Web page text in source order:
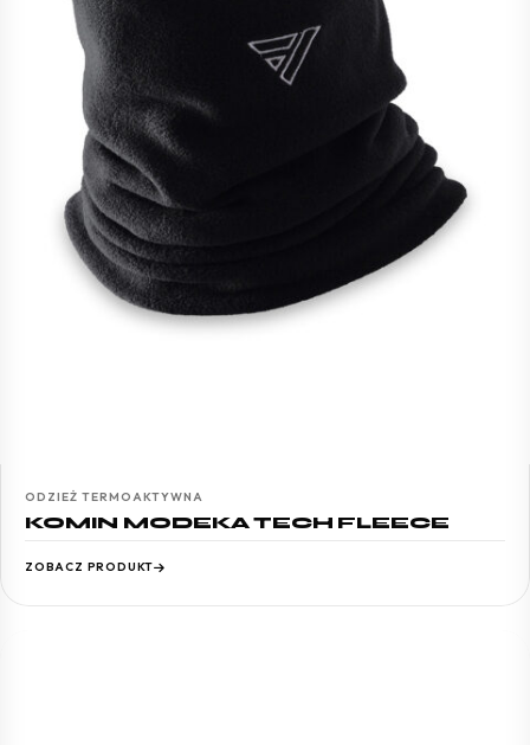
ODZIEŻ TERMOAKTYWNA
KOMIN MODEKA TECH FLEECE
ZOBACZ PRODUKT